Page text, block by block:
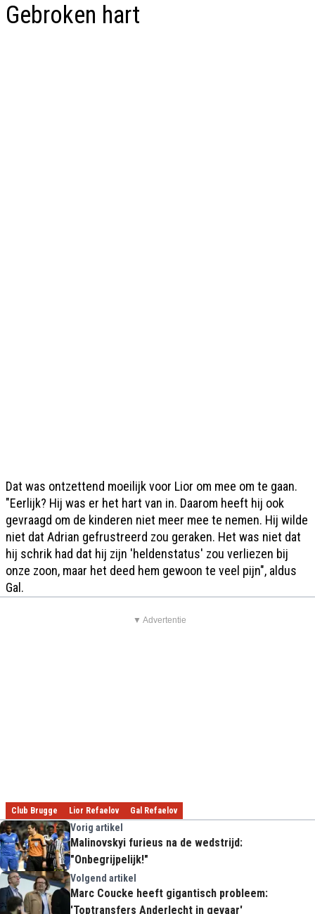
Gebroken hart
Dat was ontzettend moeilijk voor Lior om mee om te gaan.
"Eerlijk? Hij was er het hart van in. Daarom heeft hij ook
gevraagd om de kinderen niet meer mee te nemen. Hij wilde
niet dat Adrian gefrustreerd zou geraken. Het was niet dat
hij schrik had dat hij zijn 'heldenstatus' zou verliezen bij
onze zoon, maar het deed hem gewoon te veel pijn", aldus
Gal.
▼ Advertentie
Club Brugge Lior Refaelov Gal Refaelov
Vorig artikel
Malinovskyi furieus na de wedstrijd:
"Onbegrijpelijk!"
Volgend artikel
Marc Coucke heeft gigantisch probleem:
'Toptransfers Anderlecht in gevaar'